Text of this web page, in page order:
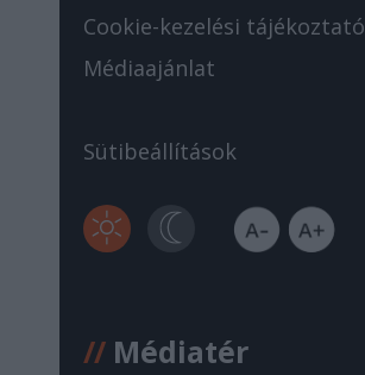
Cookie-kezelési tájékoztató
Médiaajánlat
Sütibeállítások
//Médiatér